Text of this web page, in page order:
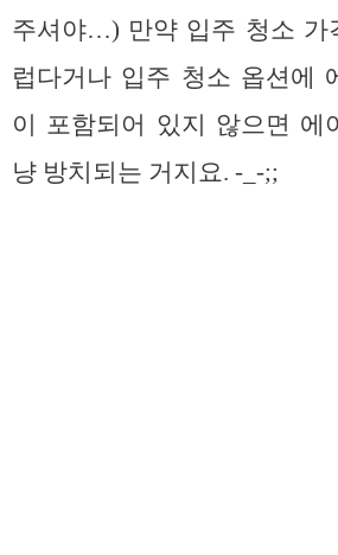
주셔야…) 만약 입주 청소 가
럽다거나 입주 청소 옵션에
이 포함되어 있지 않으면 에
냥 방치되는 거지요. -_-;;